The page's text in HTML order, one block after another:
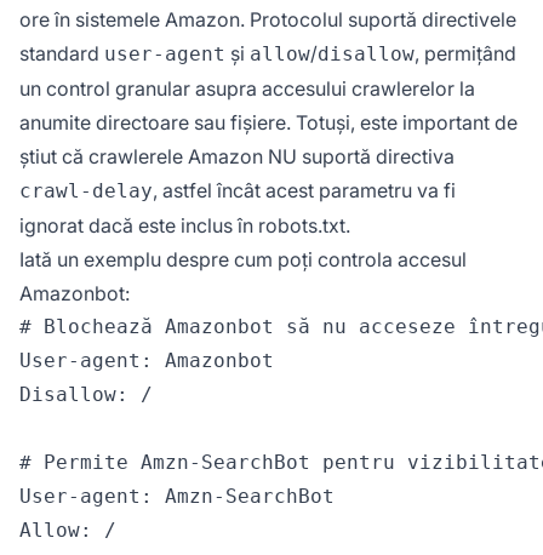
ore în sistemele Amazon. Protocolul suportă directivele
standard user-agent și allow/disallow, permițând
un control granular asupra accesului crawlerelor la
anumite directoare sau fișiere. Totuși, este important de
știut că crawlerele Amazon NU suportă directiva
crawl-delay, astfel încât acest parametru va fi
ignorat dacă este inclus în robots.txt.
Iată un exemplu despre cum poți controla accesul
Amazonbot:
# Blochează Amazonbot să nu acceseze
User-agent: Amazonbot
Disallow: /
# Permite Amzn-SearchBot pentru
User-agent: Amzn-SearchBot
Allow: /